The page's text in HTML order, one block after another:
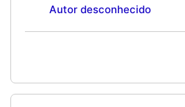
Autor desconhecido